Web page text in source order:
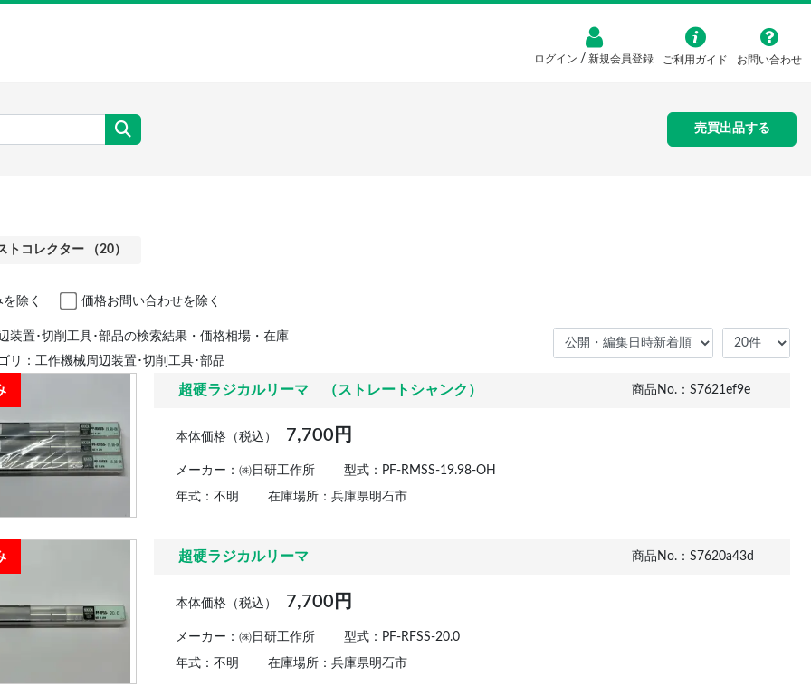
ログイン / 新規会員登録 ご利用ガイド お問い合わせ
売買出品する
トコレクター （20）
除く 価格お問い合わせを除く
装置･切削工具･部品の検索結果・価格相場・在庫
リ：工作機械周辺装置･切削工具･部品
超硬ラジカルリーマ （ストレートシャンク） 商品No.：S7621ef9e
本体価格（税込） 7,700円
メーカー：㈱日研工作所 型式：PF-RMSS-19.98-OH
年式：不明 在庫場所：兵庫県明石市
超硬ラジカルリーマ 商品No.：S7620a43d
本体価格（税込） 7,700円
メーカー：㈱日研工作所 型式：PF-RFSS-20.0
年式：不明 在庫場所：兵庫県明石市